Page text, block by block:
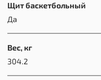
Щит баскетбольный
Да
Вес, кг
304.2